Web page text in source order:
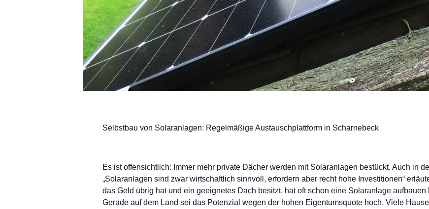
Selbstbau von Solaranlagen: Regelmäßige Austauschplattform in Scharnebeck
Es ist offensichtlich: Immer mehr private Dächer werden mit Solaranlagen bestückt. Auch in
„Solaranlagen sind zwar wirtschaftlich sinnvoll, erfordern aber recht hohe Investitionen“
das Geld übrig hat und ein geeignetes Dach besitzt, hat oft schon eine Solaranlage aufbauen
Gerade auf dem Land sei das Potenzial wegen der hohen Eigentumsquote hoch. Viele